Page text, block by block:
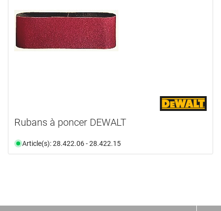
Rubans à poncer DEWALT
Article(s): 28.422.06 - 28.422.15